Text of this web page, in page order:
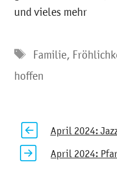
und vieles mehr
Schlagwörter
Familie,
hoffen
April 2024:
April 2024: